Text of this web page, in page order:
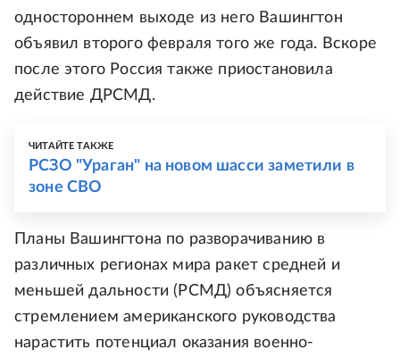
одностороннем выходе из него Вашингтон
объявил второго февраля того же года. Вскоре
после этого Россия также приостановила
действие ДРСМД.
ЧИТАЙТЕ ТАКЖЕ
РСЗО "Ураган" на новом шасси заметили в
зоне СВО
Планы Вашингтона по разворачиванию в
различных регионах мира ракет средней и
меньшей дальности (РСМД) объясняется
стремлением американского руководства
нарастить потенциал оказания военно-